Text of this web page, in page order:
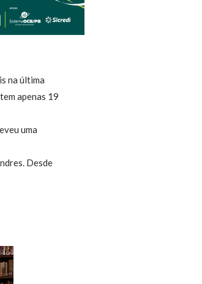
na última
apenas 19
uma
Desde